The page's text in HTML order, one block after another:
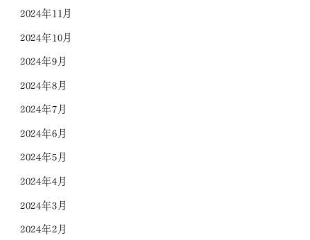
2024年11月
2024年10月
2024年9月
2024年8月
2024年7月
2024年6月
2024年5月
2024年4月
2024年3月
2024年2月